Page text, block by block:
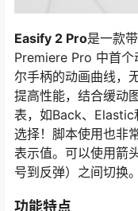
Easify 2 Pro是一款
Premiere Pro 中首
尔手柄的动画曲线，
提高性能，结合缓动
表，如Back、Elastic
选择！脚本使用也非
表示值。可以使用箭
号到反弹）之间切换。
功能特点